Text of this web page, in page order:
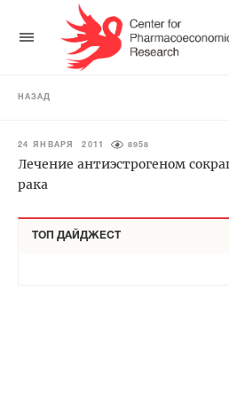
НАЗАД
24 ЯНВАРЯ 2011 8958
Лечение антиэстрогеном
рака
ТОП ДАЙДЖЕСТ